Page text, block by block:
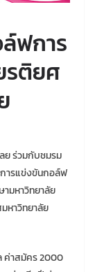
ฟการ
รติยศ
ย ร่วมกับชมรม
ารแข่งขันกอล์ฟ
ามหาวิทยาลัย
หาวิทยาลัย
ค่าสมัคร 2000